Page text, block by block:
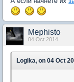
Mephisto
04 Oct 2014
Logika, on 04 Oct